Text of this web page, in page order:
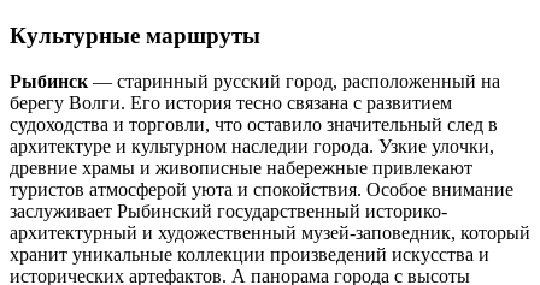
Культурные маршруты
Рыбинск — старинный русский город, расположенный на
берегу Волги. Его история тесно связана с развитием
судоходства и торговли, что оставило значительный след в
архитектуре и культурном наследии города. Узкие улочки,
древние храмы и живописные набережные привлекают
туристов атмосферой уюта и спокойствия. Особое внимание
заслуживает Рыбинский государственный историко-
архитектурный и художественный музей-заповедник, который
хранит уникальные коллекции произведений искусства и
исторических артефактов. А панорама города с высоты